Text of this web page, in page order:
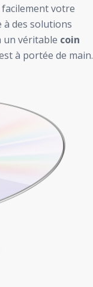
votre
à des solutions
un véritable coin
à portée de main.